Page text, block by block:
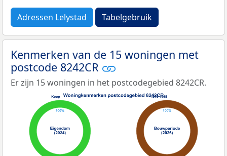
Adressen Lelystad Tabelgebruik
Kenmerken van de 15 woningen met
postcode 8242CR
Er zijn 15 woningen in het postcodegebied 8242CR.